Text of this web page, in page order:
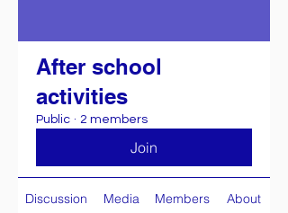
After school
activities
Public · 2 members
Join
Discussion Media Members About